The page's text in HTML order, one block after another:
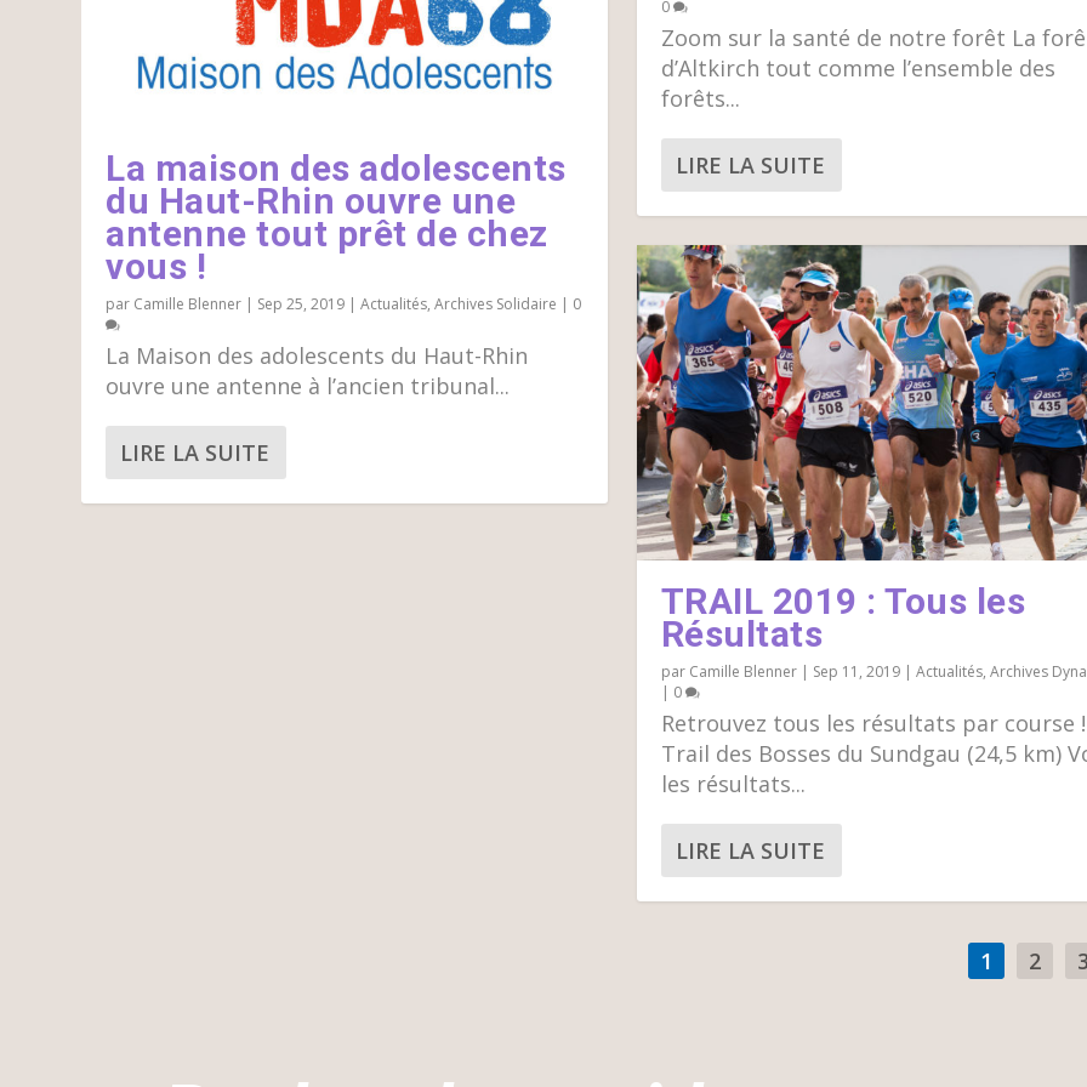
La maison des adolescents
du Haut-Rhin ouvre une
antenne tout prêt de chez
vous !
par Camille Blenner | Sep 25, 2019 |Actualités,Archives Solidaire | 0
La Maison des adolescents du Haut-Rhin
ouvre une antenne à l’ancien tribunal...
LIRE LA SUITE
0
Zoom sur la santé de notre forêt La
d’Altkirch tout comme l’ensemble des
forêts...
LIRE LA SUITE
TRAIL 2019 : Tous les
Résultats
par Camille Blenner| Sep 11, 2019| Actualités, Archives
| 0
Retrouvez tous les résultats par course !
Trail des Bosses du Sundgau (24,5 km)
les résultats...
LIRE LA SUITE
1 2